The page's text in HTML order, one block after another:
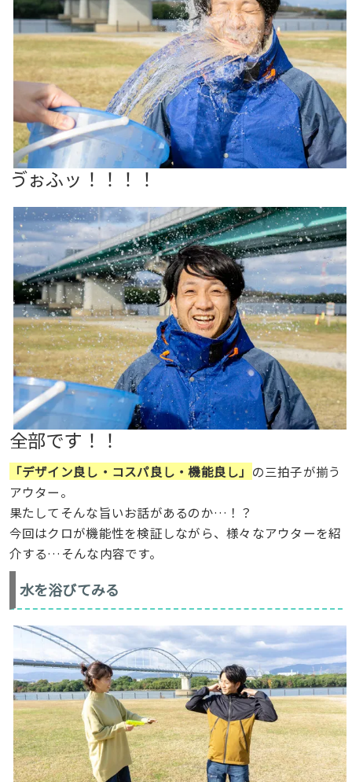
ゔぉふッ！！！！
全部です！！
「デザイン良し・コスパ良し・機能良し」 の三拍子が揃う
アウター。
果たしてそんな旨いお話があるのか…！？
今回はクロが機能性を検証しながら、様々なアウターを紹
介する…そんな内容です。
水を浴びてみる